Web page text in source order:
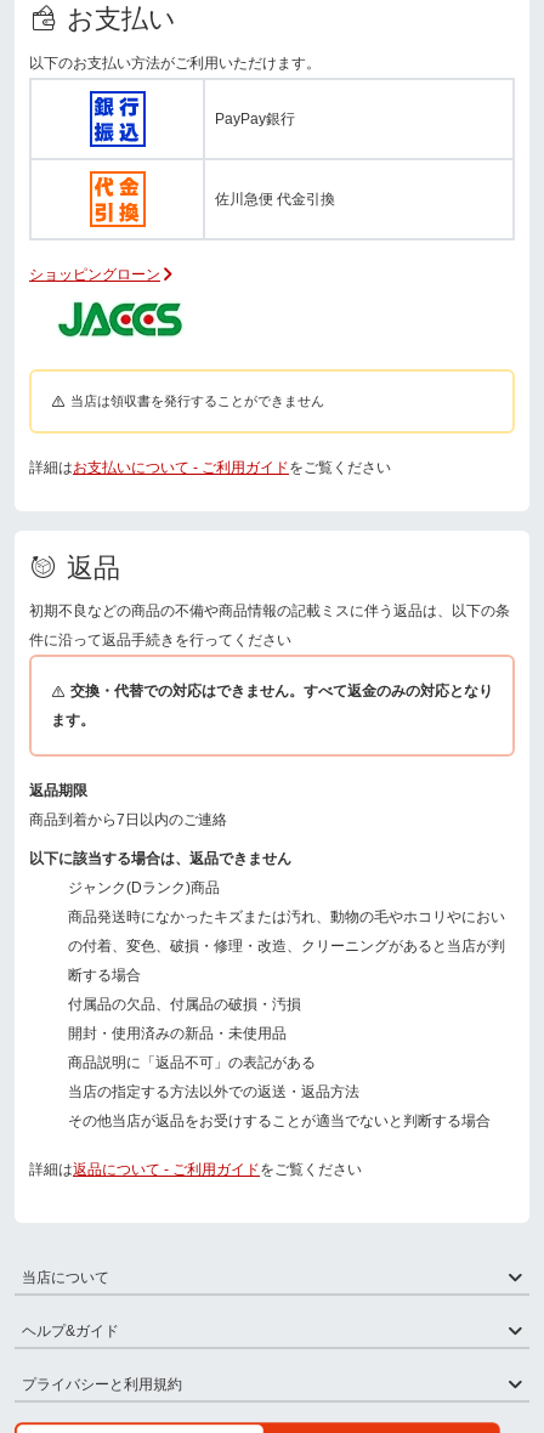
お支払い
以下のお支払い方法がご利用いただけます。
PayPay銀行
佐川急便 代金引換
ショッピングローン
当店は領収書を発行することができません
詳細はお支払いについて - ご利用ガイドをご覧ください
返品
初期不良などの商品の不備や商品情報の記載ミスに伴う返品は、以下の条
件に沿って返品手続きを行ってください
交換・代替での対応はできません。すべて返金のみの対応となり
ます。
返品期限
商品到着から7日以内のご連絡
以下に該当する場合は、返品できません
ジャンク(Dランク)商品
商品発送時になかったキズまたは汚れ、動物の毛やホコリやにおい
の付着、変色、破損・修理・改造、クリーニングがあると当店が判
断する場合
付属品の欠品、付属品の破損・汚損
開封・使用済みの新品・未使用品
商品説明に「返品不可」の表記がある
当店の指定する方法以外での返送・返品方法
その他当店が返品をお受けすることが適当でないと判断する場合
詳細は返品について - ご利用ガイドをご覧ください
当店について
ヘルプ&ガイド
プライバシーと利用規約